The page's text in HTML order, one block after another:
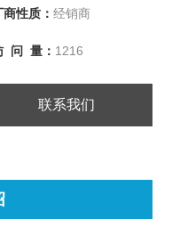
商性质： 经销商
问 量： 1216
联系我们